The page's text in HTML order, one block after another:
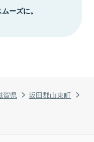
賀県
坂田郡山東町
ーズに。